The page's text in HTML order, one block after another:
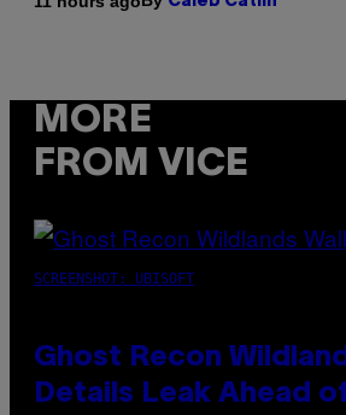
MORE
FROM VICE
SCREENSHOT: UBISOFT
Ghost Recon
Details Leak Ahead